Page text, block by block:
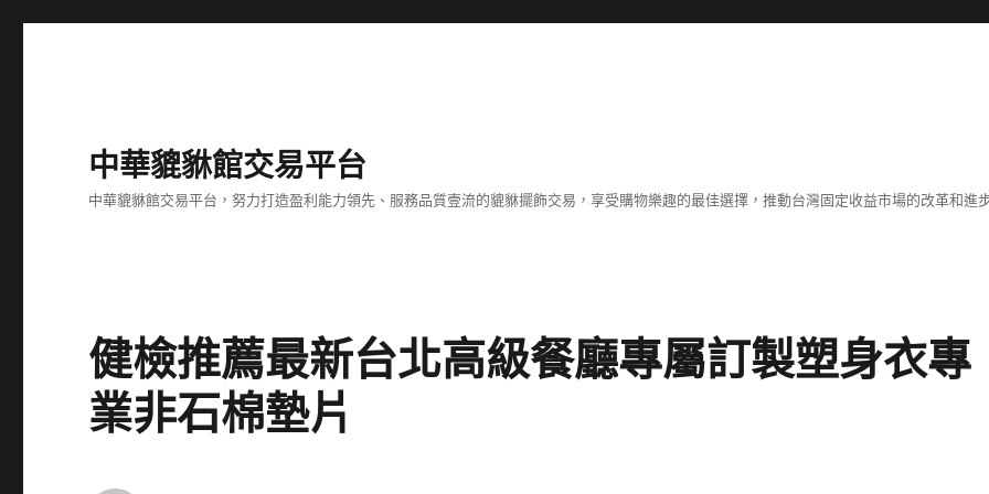
中華貔貅館交易平台
中華貔貅館交易平台，努力打造盈利能力領先、服務品質壹流的貔貅擺飾交易，享受購物樂趣的最佳選擇，推動台灣固定收益市場的改革和進
健檢推薦最新台北高級餐廳專屬訂製塑身衣專
業非石棉墊片